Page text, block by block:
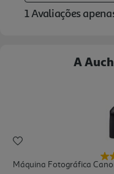
A
Máquina Fotográfica